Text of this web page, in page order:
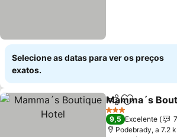
Selecione as datas para ver os preços
exatos.
PartilharAdicionar
Mamma´s
3 Estrelas
9,5 Excelente
Podebrady, a 7.2